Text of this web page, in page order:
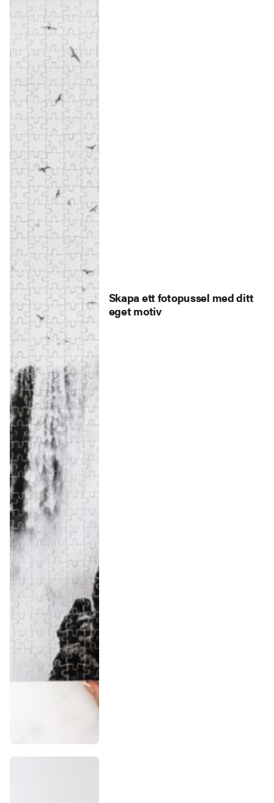
Skapa ett fotopussel med ditt
eget motiv